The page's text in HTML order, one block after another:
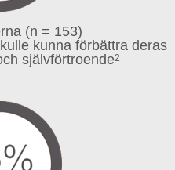
(n = 153)
kunna förbättra deras
självförtroende2